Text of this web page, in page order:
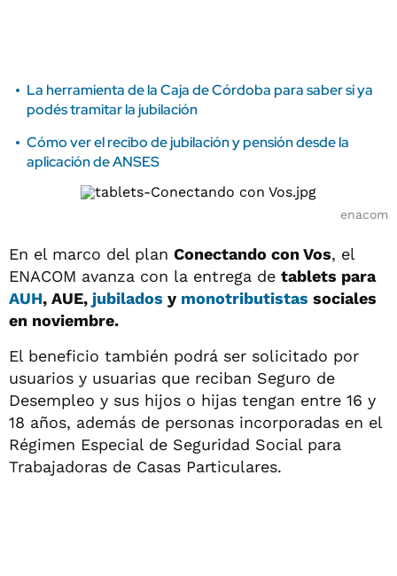
La herramienta de la Caja de Córdoba para saber si ya
podés tramitar la jubilación
Cómo ver el recibo de jubilación y pensión desde la
aplicación de ANSES
enacom
En el marco del plan Conectando con Vos, el
ENACOM avanza con la entrega de tablets para
AUH, AUE, jubilados y monotributistas sociales
en noviembre.
El beneficio también podrá ser solicitado por
usuarios y usuarias que reciban Seguro de
Desempleo y sus hijos o hijas tengan entre 16 y
18 años, además de personas incorporadas en el
Régimen Especial de Seguridad Social para
Trabajadoras de Casas Particulares.